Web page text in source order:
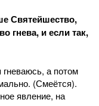
Святейшество,
гнева, и если так,
а потом
(Смеётся).
явление, на